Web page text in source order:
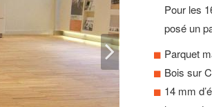
Pour les
posé un
Parquet
Bois sur
14 mm